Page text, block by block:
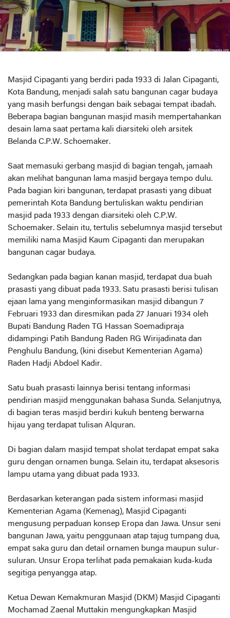
Masjid Cipaganti yang berdiri pada 1933 di Jalan Cipaganti,
Kota Bandung, menjadi salah satu bangunan cagar budaya
yang masih berfungsi dengan baik sebagai tempat ibadah.
Beberapa bagian bangunan masjid masih mempertahankan
desain lama saat pertama kali diarsiteki oleh arsitek
Belanda C.P.W. Schoemaker.
Saat memasuki gerbang masjid di bagian tengah, jamaah
akan melihat bangunan lama masjid bergaya tempo dulu.
Pada bagian kiri bangunan, terdapat prasasti yang dibuat
pemerintah Kota Bandung bertuliskan waktu pendirian
masjid pada 1933 dengan diarsiteki oleh C.P.W.
Schoemaker. Selain itu, tertulis sebelumnya masjid tersebut
memiliki nama Masjid Kaum Cipaganti dan merupakan
bangunan cagar budaya.
Sedangkan pada bagian kanan masjid, terdapat dua buah
prasasti yang dibuat pada 1933. Satu prasasti berisi tulisan
ejaan lama yang menginformasikan masjid dibangun 7
Februari 1933 dan diresmikan pada 27 Januari 1934 oleh
Bupati Bandung Raden TG Hassan Soemadipraja
didampingi Patih Bandung Raden RG Wirijadinata dan
Penghulu Bandung, (kini disebut Kementerian Agama)
Raden Hadji Abdoel Kadir.
Satu buah prasasti lainnya berisi tentang informasi
pendirian masjid menggunakan bahasa Sunda. Selanjutnya,
di bagian teras masjid berdiri kukuh benteng berwarna
hijau yang terdapat tulisan Alquran.
Di bagian dalam masjid tempat sholat terdapat empat saka
guru dengan ornamen bunga. Selain itu, terdapat aksesoris
lampu utama yang dibuat pada 1933.
Berdasarkan keterangan pada sistem informasi masjid
Kementerian Agama (Kemenag), Masjid Cipaganti
mengusung perpaduan konsep Eropa dan Jawa. Unsur seni
bangunan Jawa, yaitu penggunaan atap tajug tumpang dua,
empat saka guru dan detail ornamen bunga maupun sulur-
suluran. Unsur Eropa terlihat pada pemakaian kuda-kuda
segitiga penyangga atap.
Ketua Dewan Kemakmuran Masjid (DKM) Masjid Cipaganti
Mochamad Zaenal Muttakin mengungkapkan Masjid